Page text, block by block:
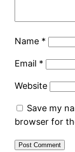
Name *
Email *
Website
Save my
browser for